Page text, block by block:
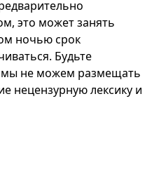
это может занять
ночью срок
Будьте
мы не можем размещать
нецензурную лексику и